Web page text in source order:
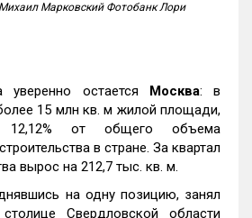
Марковский Фотобанк Лори
уверенно остается Москва: в
15 млн кв. м жилой площади,
12,12% от общего объема
в стране. За квартал
вырос на 212,7 тыс. кв. м.
на одну позицию, занял
Свердловской области